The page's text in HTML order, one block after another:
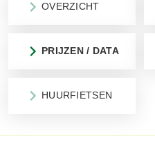
OVERZICHT
PRIJZEN / DATA
HUURFIETSEN